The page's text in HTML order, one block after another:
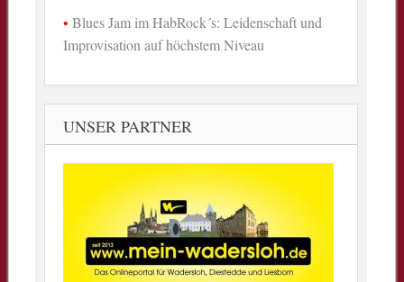
Blues Jam im HabRock´s: Leidenschaft und
Improvisation auf höchstem Niveau
UNSER PARTNER